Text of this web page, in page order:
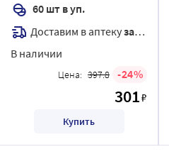
60 шт в уп.
Доставим в аптекузавтра
В наличии
Цена: 397.8 24
301₽
Купить